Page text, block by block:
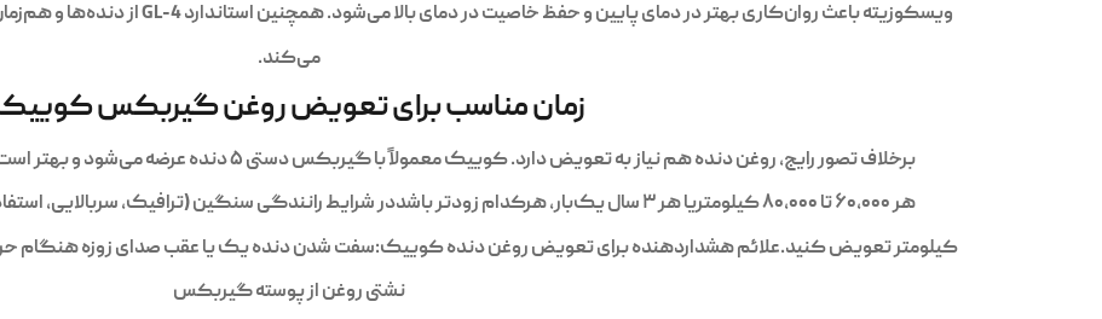
ویسکوزیته باعث روان‌کاری بهتر در دمای پایین و حفظ خاصیت در دمای بالا می‌شود. همچنین استاندارد GL-4 از دنده‌ها و هم‌زمان‌سازها در گیربکس‌های دستی به خوبی محافظت
می‌کند.
زمان مناسب برای تعویض روغن گیربکس
برخلاف تصور رایج، روغن دنده هم نیاز به تعویض دارد. کوییک معمولاً با گیربکس دستی ۵ دنده عرضه می‌شود و بهتر است روغن آن طبق دستورالعمل زیر تعویض شود:
هر ۶۰،۰۰۰ تا ۸۰،۰۰۰ کیلومتریا هر ۳ سال یک‌بار، هرکدام زودتر باشددر شرایط رانندگی سنگین (ترافیک، سربالایی، استفاده از یدک‌کش) بهتر است روغن را هر ۴۰،۰۰۰
کیلومتر تعویض کنید.علائم هشداردهنده برای تعویض روغن دنده کوییک:سفت شدن دنده‌ یک یا عقب صدای زوزه
نشتی روغن از پوسته گیربکس